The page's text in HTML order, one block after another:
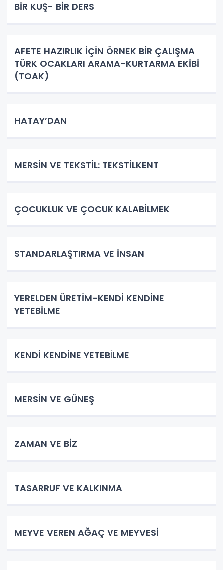
BİR KUŞ- BİR DERS
AFETE HAZIRLIK İÇİN ÖRNEK BİR ÇALIŞMA
TÜRK OCAKLARI ARAMA-KURTARMA EKİBİ
(TOAK)
HATAY’DAN
MERSİN VE TEKSTİL: TEKSTİLKENT
ÇOCUKLUK VE ÇOCUK KALABİLMEK
STANDARLAŞTIRMA VE İNSAN
YERELDEN ÜRETİM-KENDİ KENDİNE
YETEBİLME
KENDİ KENDİNE YETEBİLME
MERSİN VE GÜNEŞ
ZAMAN VE BİZ
TASARRUF VE KALKINMA
MEYVE VEREN AĞAÇ VE MEYVESİ